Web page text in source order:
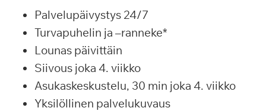
Palvelupäivystys 24/7
Turvapuhelin ja –ranneke*
Lounas päivittäin
Siivous joka 4. viikko
Asukaskeskustelu, 30 min joka 4. viikko
Yksilöllinen palvelukuvaus